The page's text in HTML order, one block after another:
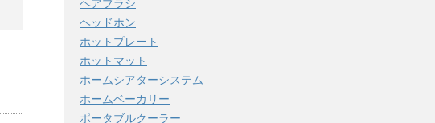
ヘアブラシ
ヘッドホン
ホットプレート
ホットマット
ホームシアターシステム
ホームベーカリー
ポータブルクーラー